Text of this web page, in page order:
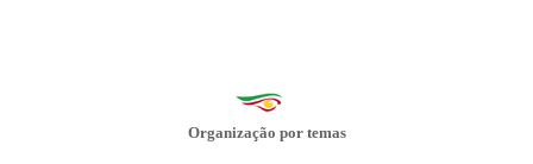
Organização por temas